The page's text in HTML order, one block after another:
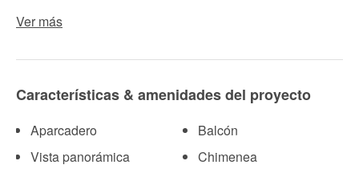
Ver más
Características & amenidades del proyecto
Aparcadero
Vista panorámica
Balcón
Chimenea